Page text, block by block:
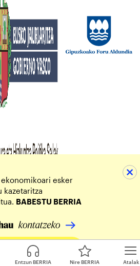
Atalak
Entzun BERRIA Nire BERRIA
esker
kazetaritza
BABESTU BERRIA
zure ekarpena